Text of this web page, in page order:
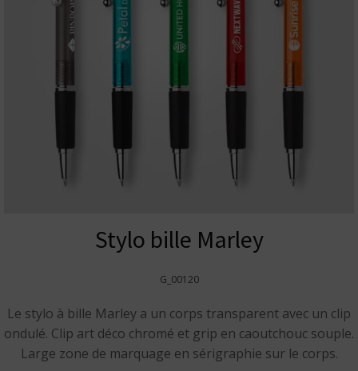
Stylo bille Marley
G_00120
Le stylo à bille Marley a un corps transparent avec un clip
ondulé. Clip art déco chromé et grip en caoutchouc souple.
Large zone de marquage en sérigraphie sur le corps.